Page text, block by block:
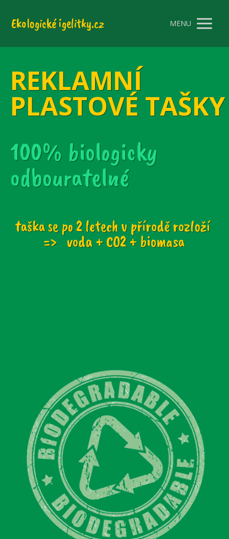
Ekologické igelitky.cz MENU
REKLAMNÍ
PLASTOVÉ
100% biologicky
odbouratelné
taška se po 2 letech v přírodě rozloží
=> voda + CO2 + biomasa